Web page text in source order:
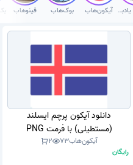
انگلیسی یادبگیر آیکون‌هاب بوک‌هاب فینوهاب
دانلود آیکون پرچم ایسلند
(مستطیلی) با فرمت PNG
آیکون‌هاب73
2
رایگان